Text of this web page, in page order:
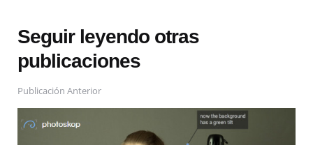
Seguir leyendo otras
publicaciones
Publicación Anterior